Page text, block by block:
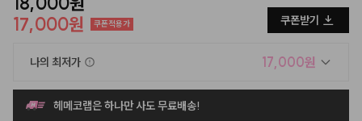
17,000원
쿠폰적용가 쿠폰받기
나의 최저가 17,000원
헤메코랩은 하나만 사도 무료배송!